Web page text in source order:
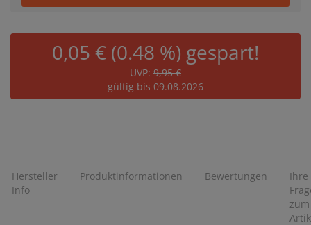
0,05 € (0.48 %) gespart!
UVP: 9,95 €
gültig bis 09.08.2026
Hersteller
Info
Produktinformationen Bewertungen
Ihre
zum